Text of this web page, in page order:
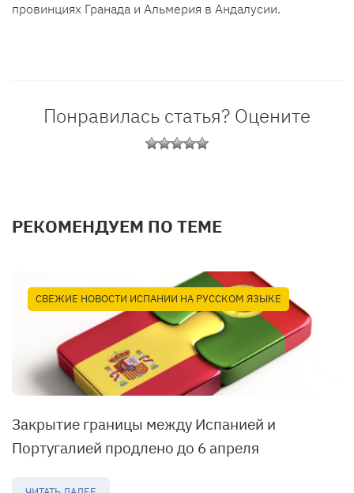
провинциях Гранада и Альмерия в Андалусии.
Понравилась статья? Оцените
РЕКОМЕНДУЕМ ПО ТЕМЕ
СВЕЖИЕ НОВОСТИ ИСПАНИИ НА РУССКОМ ЯЗЫКЕ
Закрытие границы между Испанией и
Португалией продлено до 6 апреля